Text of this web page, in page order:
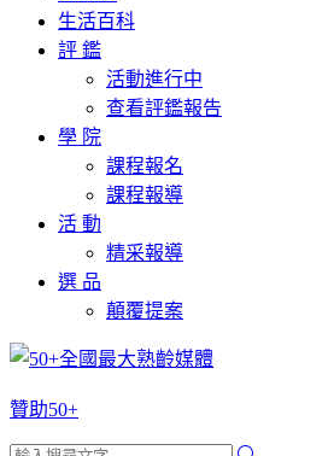
生活百科
評 鑑
活動進行中
查看評鑑報告
學 院
課程報名
課程報導
活 動
精采報導
選 品
顛覆提案
贊助50+